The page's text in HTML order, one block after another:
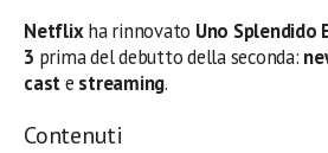
Netflixha rinnovato Uno Splendido
3 prima del debutto della seconda:
caste streaming.
Contenuti